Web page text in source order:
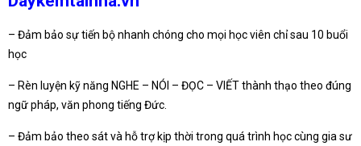
– Đảm bảo sự tiến bộ nhanh chóng cho mọi học viên chỉ sau 10 buổi
học
– Rèn luyện kỹ năng NGHE – NÓI – ĐỌC – VIẾT thành thạo theo đúng
ngữ pháp, văn phong tiếng Đức.
– Đảm bảo theo sát và hỗ trợ kịp thời trong quá trình học cùng gia sư